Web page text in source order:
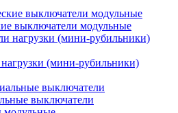
выключатели модульные
(мини-рубильники)
выключатели